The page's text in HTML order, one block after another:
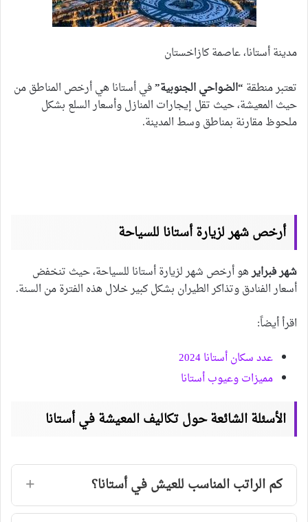
مدينة أستانا، عاصمة كازاخستان
تعتبر منطقة “الضواحي الجنوبية”في أستانا هي أرخص المناطق من
حيث المعيشة، حيث تقل إيجارات المنازل وأسعار السلع بشكل
ملحوظ مقارنة بمناطق وسط المدينة.
أرخص شهر لزيارة أستانا للسياحة
شهر فبرايرهو أرخص شهر لزيارة أستانا للسياحة، حيث تنخفض
أسعار الفنادق وتذاكر الطيران بشكل كبير خلال هذه الفترة من السنة.
اقرأ أيضاً:
عدد سكان أستانا 2024
مميزات وعيوب أستانا
الأسئلة الشائعة حول تكاليف المعيشة في أستانا
كم الراتب المناسب للعيش في أستانا؟